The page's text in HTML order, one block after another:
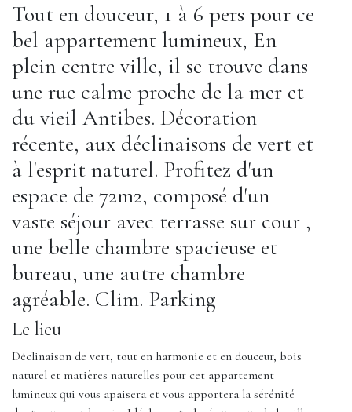
Tout en douceur, 1 à 6 pers pour ce
bel appartement lumineux, En
plein centre ville, il se trouve dans
une rue calme proche de la mer et
du vieil Antibes. Décoration
récente, aux déclinaisons de vert et
à l'esprit naturel. Profitez d'un
espace de 72m2, composé d'un
vaste séjour avec terrasse sur cour ,
une belle chambre spacieuse et
bureau, une autre chambre
agréable. Clim. Parking
Le lieu
Déclinaison de vert, tout en harmonie et en douceur, bois
naturel et matières naturelles pour cet appartement
lumineux qui vous apaisera et vous apportera la sérénité